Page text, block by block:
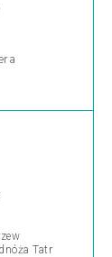
Tatr